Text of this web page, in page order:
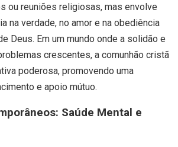
ou reuniões religiosas, mas envolve
na verdade, no amor e na obediência
Deus. Em um mundo onde a solidão e
crescentes, a comunhão cristã
poderosa, promovendo uma
e apoio mútuo.
Saúde Mental e